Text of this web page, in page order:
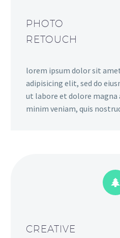
PHOTO
RETOUCH
lorem ipsum dolor sit
adipisicing elit, sed do
ut labore et dolore magna
minim veniam, quis


CREATIVE